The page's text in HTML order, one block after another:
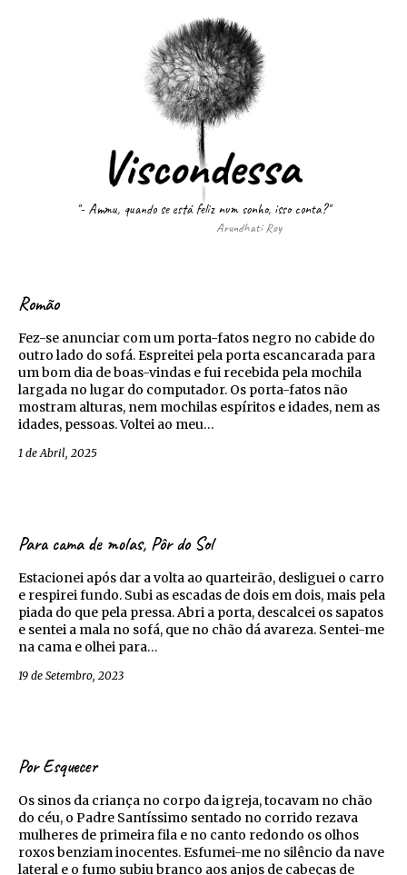
"- Ammu, quando se está feliz num sonho, isso conta?"
Arundhati Roy
Romão
Fez-se anunciar com um porta-fatos negro no cabide do
outro lado do sofá. Espreitei pela porta escancarada para
um bom dia de boas-vindas e fui recebida pela mochila
largada no lugar do computador. Os porta-fatos não
mostram alturas, nem mochilas espíritos e idades, nem as
idades, pessoas. Voltei ao meu…
1 de Abril, 2025
Para cama de molas, Pôr do Sol
Estacionei após dar a volta ao quarteirão, desliguei o carro
e respirei fundo. Subi as escadas de dois em dois, mais pela
piada do que pela pressa. Abri a porta, descalcei os sapatos
e sentei a mala no sofá, que no chão dá avareza. Sentei-me
na cama e olhei para…
19 de Setembro, 2023
Por Esquecer
Os sinos da criança no corpo da igreja, tocavam no chão
do céu, o Padre Santíssimo sentado no corrido rezava
mulheres de primeira fila e no canto redondo os olhos
roxos benziam inocentes. Esfumei-me no silêncio da nave
lateral e o fumo subiu branco aos anjos de cabeças de